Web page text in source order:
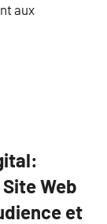
aux
Web
et